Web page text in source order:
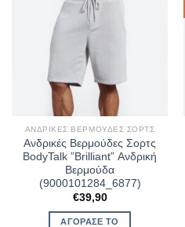
ΑΝΔΡΙΚΈΣ ΒΕΡΜΟΎΔΕΣ ΣΟΡΤΣ
Ανδρικές Βερμούδες Σορτς
BodyTalk ”Brilliant” Ανδρική
Βερμούδα
(9000101284_6877)
€39,90
ΑΓΌΡΑΣΈ ΤΟ